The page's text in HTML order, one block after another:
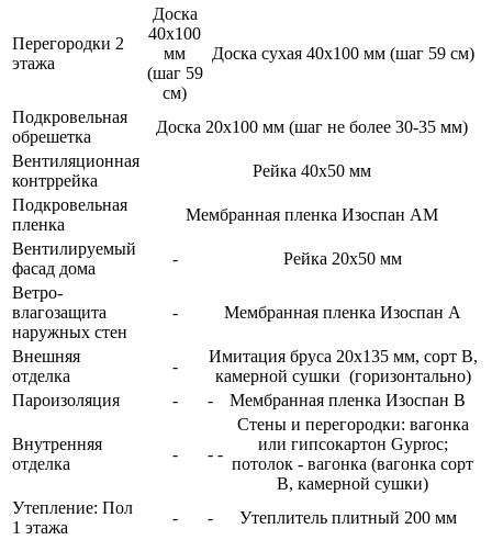
Перегородки 2
этажа
Доска
40х100
мм
(шаг 59
см)
Доска сухая 40х100 мм (шаг 59 см)
Подкровельная
обрешетка
Доска 20х100 мм (шаг не более 30-35 мм)
Вентиляционная
контррейка
Рейка 40х50 мм
Подкровельная
пленка
Мембранная пленка Изоспан АМ
Вентилируемый
фасад дома
-
Рейка 20х50 мм
Ветро-
влагозащита
наружных стен
- Мембранная пленка Изоспан А
Внешняя
отделка
-
Имитация бруса 20х135 мм, сорт В,
камерной сушки (горизонтально)
Пароизоляция
- - Мембранная пленка Изоспан В
Внутренняя
отделка
- - -
Стены и перегородки: вагонка
или гипсокартон Gyproc;
потолок - вагонка (вагонка сорт
В, камерной сушки)
Утепление: Пол
1 этажа
- -
Утеплитель плитный 200 мм